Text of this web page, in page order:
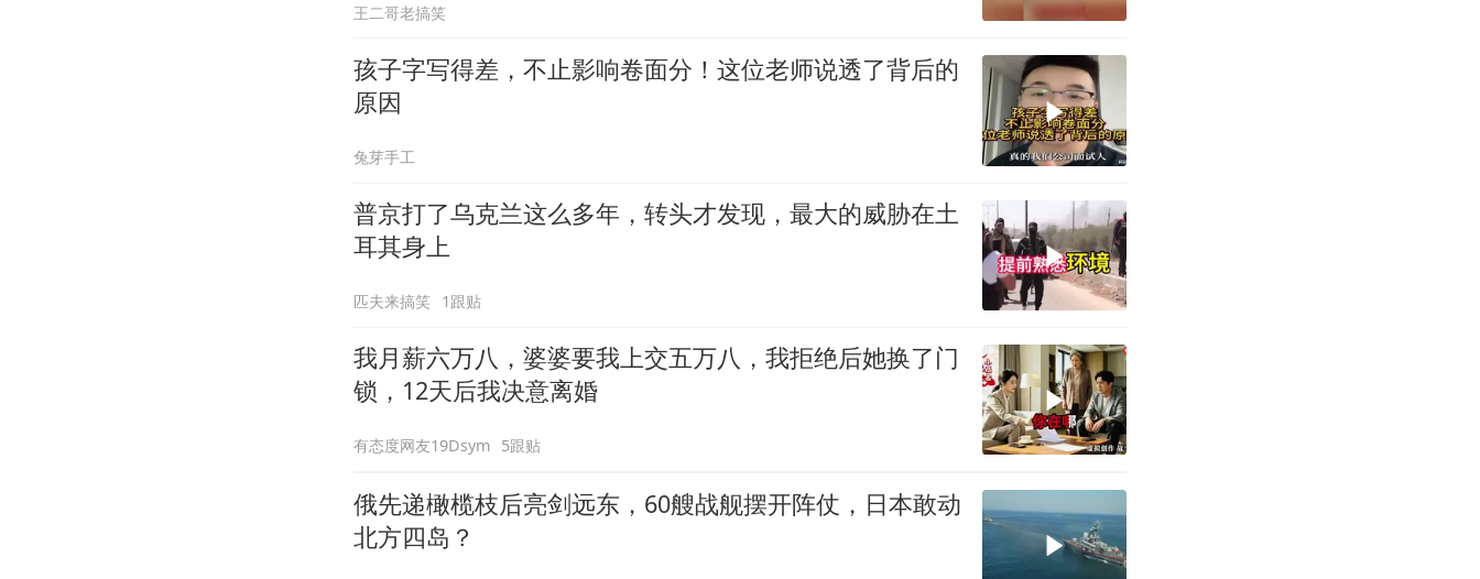
王二哥老搞笑
孩子字写得差，不止影响卷面分！这位老师说透了背后的
原因
兔芽手工
普京打了乌克兰这么多年，转头才发现，最大的威胁在土
耳其身上
匹夫来搞笑 1跟贴
我月薪六万八，婆婆要我上交五万八，我拒绝后她换了门
锁，12天后我决意离婚
有态度网友19Dsym 5跟贴
俄先递橄榄枝后亮剑远东，60艘战舰摆开阵仗，日本敢动
北方四岛？